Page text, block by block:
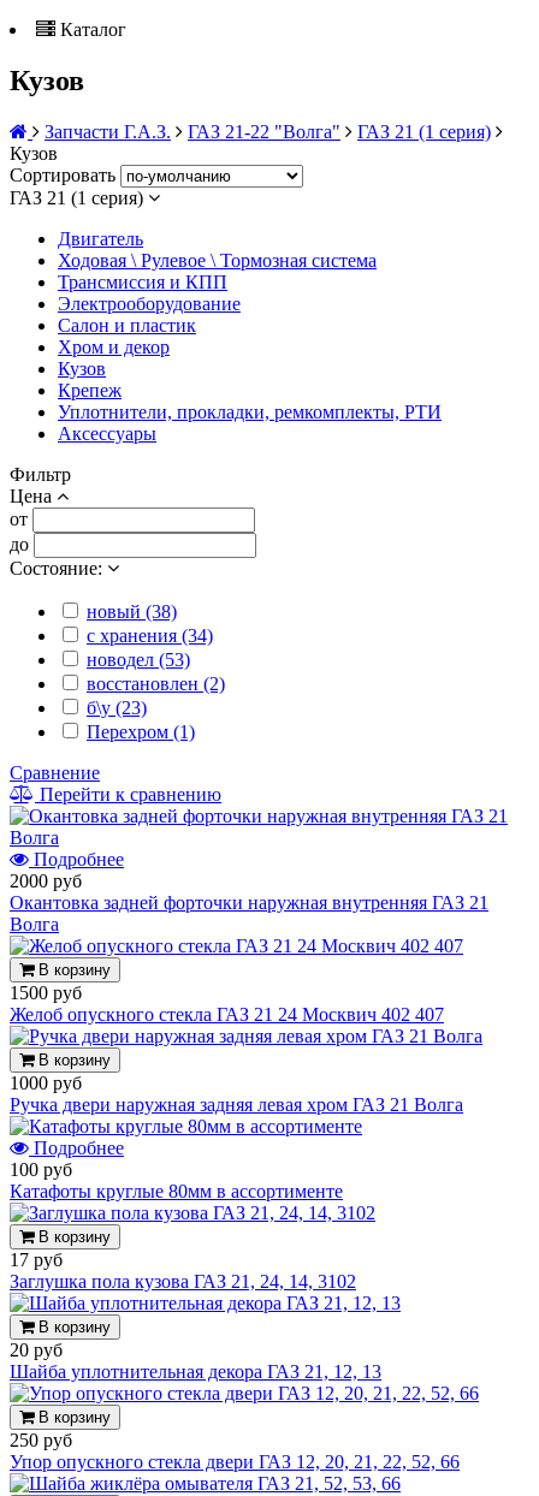
Каталог
Кузов
Запчасти Г.А.З. ГАЗ 21-22 "Волга"
ГАЗ 21 (1 серия)
Кузов
Сортировать
ГАЗ 21 (1 серия)
Двигатель
Ходовая \ Рулевое \ Тормозная система
Трансмиссия и КПП
Электрооборудование
Салон и пластик
Хром и декор
Кузов
Крепеж
Уплотнители, прокладки, ремкомплекты, РТИ
Аксессуары
Фильтр
Цена
от
до
Состояние:
новый (38)
с хранения (34)
новодел (53)
восстановлен (2)
б\у (23)
Перехром (1)
Сравнение
Перейти к сравнению
Подробнее
2000 руб
Окантовка задней форточки наружная внутренняя ГАЗ 21
Волга
В корзину
1500 руб
Желоб опускного стекла ГАЗ 21 24 Москвич 402 407
В корзину
1000 руб
Ручка двери наружная задняя левая хром ГАЗ 21 Волга
Подробнее
100 руб
Катафоты круглые 80мм в ассортименте
В корзину
17 руб
Заглушка пола кузова ГАЗ 21, 24, 14, 3102
В корзину
20 руб
Шайба уплотнительная декора ГАЗ 21, 12, 13
В корзину
250 руб
Упор опускного стекла двери ГАЗ 12, 20, 21, 22, 52, 66